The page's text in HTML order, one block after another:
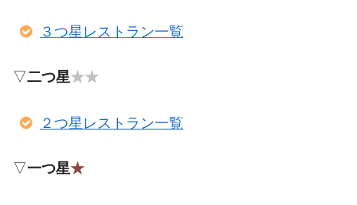
３つ星レストラン一覧
▽二つ星★★
２つ星レストラン一覧
▽一つ星★